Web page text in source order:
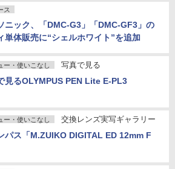
ス
ニック、「DMC-G3」「DMC-GF3」の
単体販売に“シェルホワイト”を追加
ー・使いこなし 写真で見る
見るOLYMPUS PEN Lite E-PL3
ー・使いこなし 交換レンズ実写ギャラリー
パス「M.ZUIKO DIGITAL ED 12mm F